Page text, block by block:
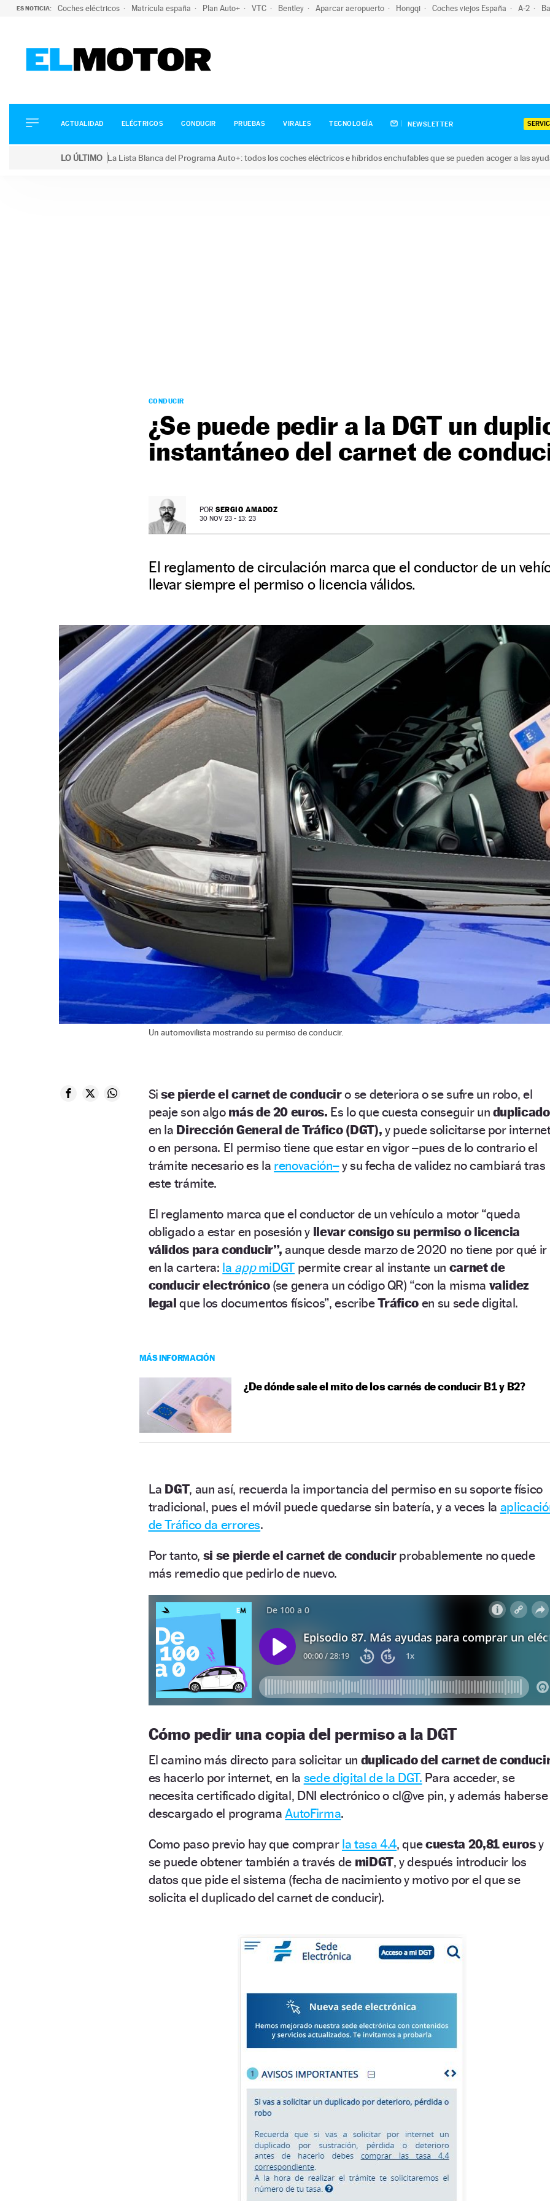
ES NOTICIA: Coches eléctricos Matrícula españa Plan Auto+ VTC Bentley Aparcar aeropuerto Hongqi Coches viejos España A-2
ELÉCTRICOS
CONDUCIR
ACTUALIDAD ELÉCTRICOS CONDUCIR PRUEBAS VIRALES TECNOLOGÍA NEWSLETTER
LO ÚLTIMO La Lista Blanca del Programa Auto+: todos los coches eléctricos e híbridos enchufables que se pueden acoger a las
CONDUCIR
¿Se puede pedir a la DGT un
instantáneo del carnet de
POR SERGIO AMADOZ
30 NOV 23 - 13: 23
El reglamento de circulación marca que el conductor de un
llevar siempre el permiso o licencia válidos.
Un automovilista mostrando su permiso de conducir.
Sise pierde el carnet de conduciro se deteriora o se sufre un robo, el
peaje son algo más de 20 euros. Es lo que cuesta conseguir un duplicado
en la Dirección General de Tráfico (DGT), y puede solicitarse por
o en persona. El permiso tiene que estar en vigor –pues de lo contrario el
trámite necesario es la renovación–y su fecha de validez no cambiará tras
este trámite.
El reglamento marca que el conductor de un vehículo a motor “queda
obligado a estar en posesión y llevar consigo su permiso o licencia
válidos para conducir”, aunque desde marzo de 2020 no tiene por qué ir
en la cartera: la appmiDGT permite crear al instante un carnet de
conducir electrónico (se genera un código QR) “con la misma validez
legal que los documentos físicos”, escribeTráfico en su sede digital.
MÁS INFORMACIÓN
¿De dónde sale el mito de los carnés de conducir B1 y B2?
La DGT, aun así, recuerda la importancia del permiso en su soporte físico
tradicional, pues el móvil puede quedarse sin batería, y a veces la
de Tráfico da errores.
Por tanto, si se pierde el carnet de conducirprobablemente no quede
más remedio que pedirlo de nuevo.
Cómo pedir una copia del permiso a la DGT
El camino más directo para solicitar un duplicado del carnet de
es hacerlo por internet, en la sede digital de la DGT. Para acceder, se
necesita certificado digital, DNI electrónico o cl@ve pin, y además haberse
descargado el programa AutoFirma.
Como paso previo hay que comprar la tasa 4.4, quecuesta 20,81 eurosy
se puede obtener también a través de miDGT, y después introducir los
datos que pide el sistema (fecha de nacimiento y motivo por el que se
solicita el duplicado del carnet de conducir).